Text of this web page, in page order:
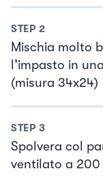
STEP 2
Mischia molto
l’impasto in
(misura 34x24)
STEP 3
Spolvera col
ventilato a